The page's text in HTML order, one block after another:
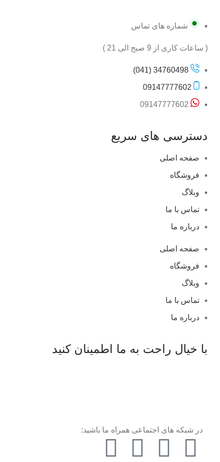
شماره های تماس
( ساعات کاری از 9 صبح الی 21 )
34760498 (041)
09147777602
09147777602
دسترسی های سریع
صفحه اصلی
فروشگاه
وبلاگ
تماس با ما
درباره ما
صفحه اصلی
فروشگاه
وبلاگ
تماس با ما
درباره ما
با خیال راحت به ما اطمینان کنید
در شبکه های اجتماعی همراه ما باشید: